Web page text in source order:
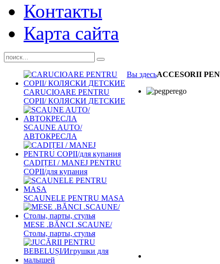
Контакты
Карта сайта
Вы здесьACCESORII
CARUCIOARE PENTRU
COPII/ КОЛЯСКИ ДЕТСКИЕ
SCAUNE AUTO/
АВТОКРЕСЛА
CADIȚEI / MANEJ PENTRU
COPII/для купания
SCAUNELE PENTRU MASA
MESE .BĂNCI .SCAUNE/
Столы, парты, стулья